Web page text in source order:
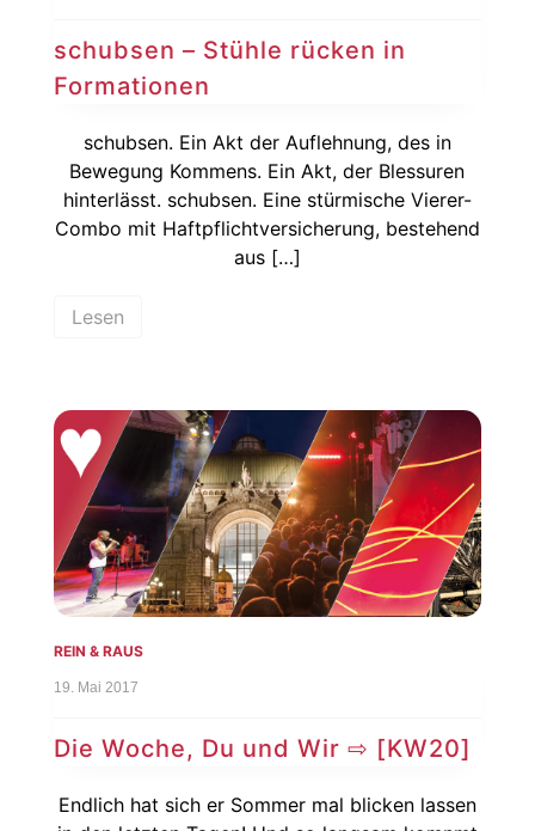
schubsen – Stühle rücken in
Formationen
schubsen. Ein Akt der Auflehnung, des in
Bewegung Kommens. Ein Akt, der Blessuren
hinterlässt. schubsen. Eine stürmische Vierer-
Combo mit Haftpflichtversicherung, bestehend
aus […]
Lesen
REIN & RAUS
19. Mai 2017
Die Woche, Du und Wir ⇨ [KW20]
Endlich hat sich er Sommer mal blicken lassen